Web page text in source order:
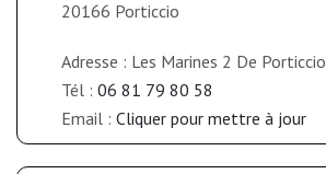
20166 Porticcio
Adresse : Les Marines 2 De Porticcio
Tél : 06 81 79 80 58
Email : Cliquer pour mettre à jour